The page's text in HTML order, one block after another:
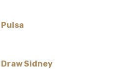
Sidney